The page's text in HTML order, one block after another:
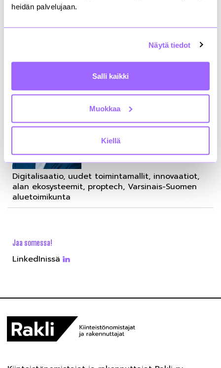
heidän palvelujaan.
Näytä tiedot
Salli kaikki
Muokkaa
Kiellä
RecoTech 2023
LUE LISÄÄ!
Klaus Vesama
Digipäällikkö
+358405513346
etunimi.sukunimi@rakli.fi
Digitalisaatio, uudet toimintamallit, innovaatiot,
alan ekosysteemit, proptech, Varsinais-Suomen
aluetoimikunta
Jaa somessa!
LinkedInissä